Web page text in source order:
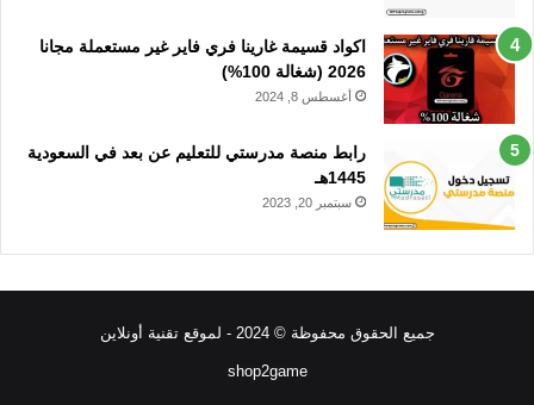
اكواد قسيمة غارينا فري فاير غير مستعملة مجانا
2026 (شغالة 100%)
أغسطس 8, 2024
رابط منصة مدرستي للتعليم عن بعد في السعودية
1445هـ
سبتمبر 20, 2023
جميع الحقوق محفوظة © 2024 - لموقع تقنية أونلاين
shop2game